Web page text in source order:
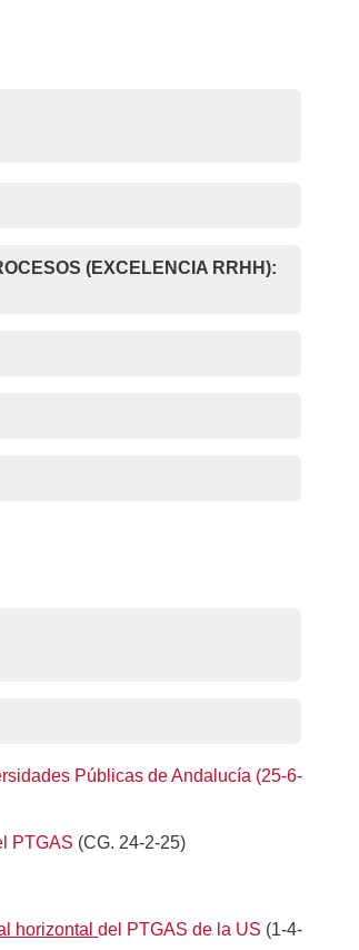
(EXCELENCIA RRHH):
Públicas de Andalucía (25-6-
PTGAS (CG. 24-2-25)
horizontaldel PTGAS de la US (1-4-